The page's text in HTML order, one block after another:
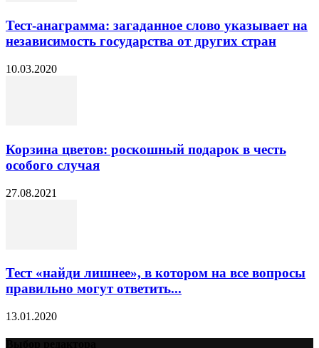
Тест-анаграмма: загаданное слово указывает на
независимость государства от других стран
10.03.2020
Корзина цветов: роскошный подарок в честь
особого случая
27.08.2021
Тест «найди лишнее», в котором на все вопросы
правильно могут ответить...
13.01.2020